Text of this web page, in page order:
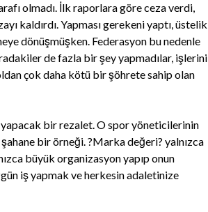
olmadı. İlk raporlara göre ceza verdi,
kaldırdı. Yapması gerekeni yaptı, üstelik
dönüşmüşken. Federasyon bu nedenle
de fazla bir şey yapmadılar, işlerini
çok daha kötü bir şöhrete sahip olan
bir rezalet. O spor yöneticilerinin
bir örneği. ?Marka değeri? yalnızca
büyük organizasyon yapıp onun
iş yapmak ve herkesin adaletinize